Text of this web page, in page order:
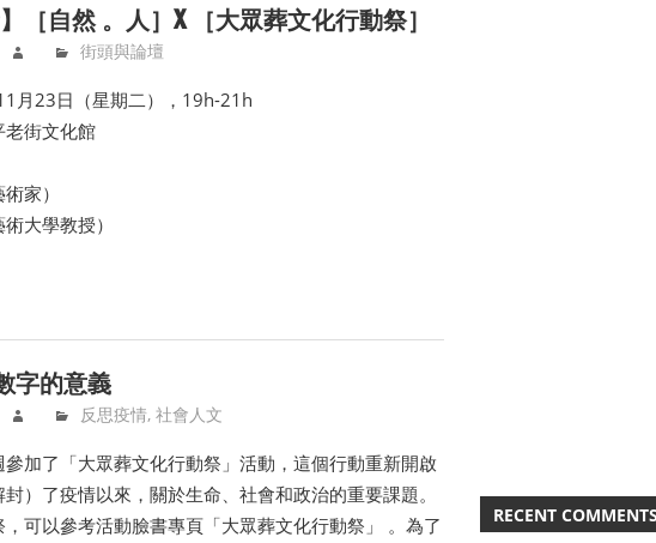
［自然 。人］X ［大眾葬文化行動祭］
街頭與論壇
月23日（星期二），19h-21h
街文化館
家）
大學教授）
字的意義
反思疫情,社會人文
參加了「大眾葬文化行動祭」活動，這個行動重新開啟
封）了疫情以來，關於生命、社會和政治的重要課題。
可以參考活動臉書專頁「大眾葬文化行動祭」 。為了
RECENT COMMENTS